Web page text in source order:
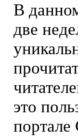
В
две
это
портале